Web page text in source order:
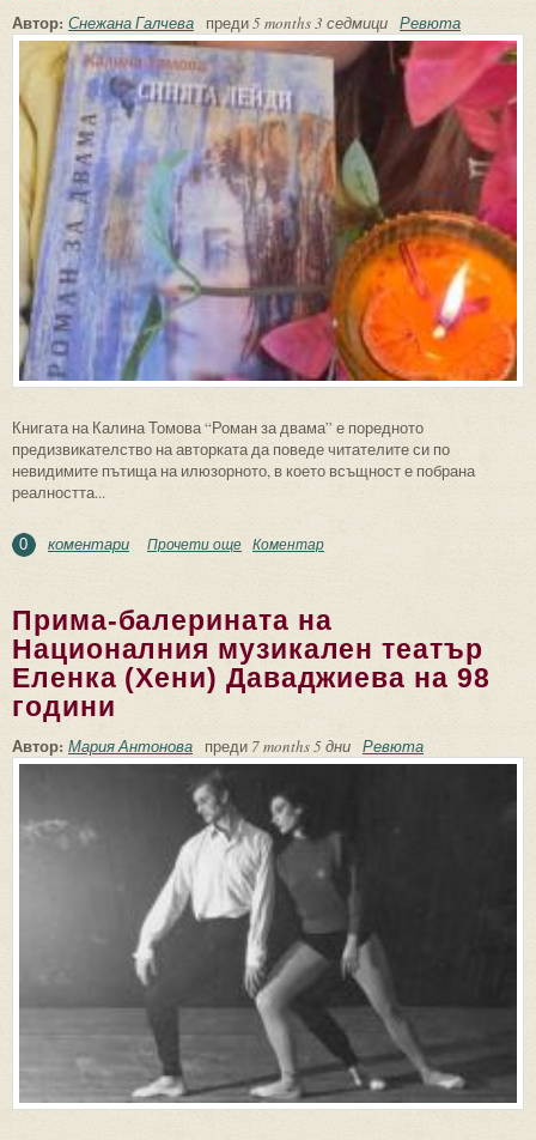
Автор: Снежана Галчева преди5 months 3 седмици Ревюта
Книгата на Калина Томова “Роман за двама” е поредното
предизвикателство на авторката да поведе читателите си по
невидимите пътища на илюзорното, в което всъщност е побрана
реалността...
0 коментари Прочети още about Да нарисуваш цвета на душата
Коментар
Прима-балерината на
Националния музикален театър
Еленка (Хени) Даваджиева на 98
години
Автор: Мария Антонова преди 7 months 5 дни Ревюта